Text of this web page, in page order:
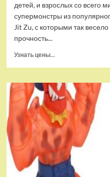
детей, и взрослых со всего
супермонстры из
Jit Zu, с которыми так
прочность...
Узнать цены...
Набор
тянущихся
фигурок
Гуджитсу
Тайгор
и
Вайпер